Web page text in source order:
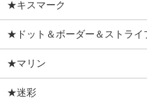
★キスマーク
★ドット＆ボーダー＆ストライ
★マリン
★迷彩